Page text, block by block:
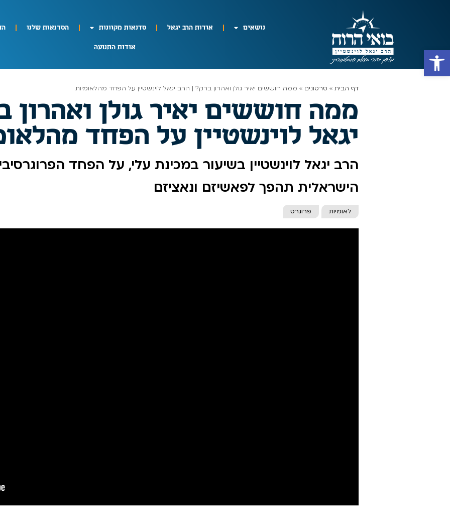
פתח סרגל נגישות
נושאים אודות הרב יגאל סדנאות מקוונות הסדנאות שלנו
אודות התנועה
דף הבית » סרטונים » ממה חוששים יאיר גולן ואהרון ברק? | הרב יגאל לוינשטיין על הפחד מהלאומיות
ממה חוששים יאיר גולן ואהרון
יגאל לוינשטיין על הפחד
הרב יגאל לוינשטיין בשיעור במכינת עלי, על הפחד
הישראלית תהפך לפאשיזם ונאציזם
לאומיות פרוגרס